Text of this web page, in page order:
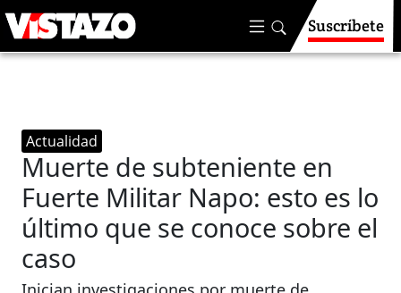
Suscríbete
Actualidad
Muerte de subteniente en
Fuerte Militar Napo: esto es lo
último que se conoce sobre el
caso